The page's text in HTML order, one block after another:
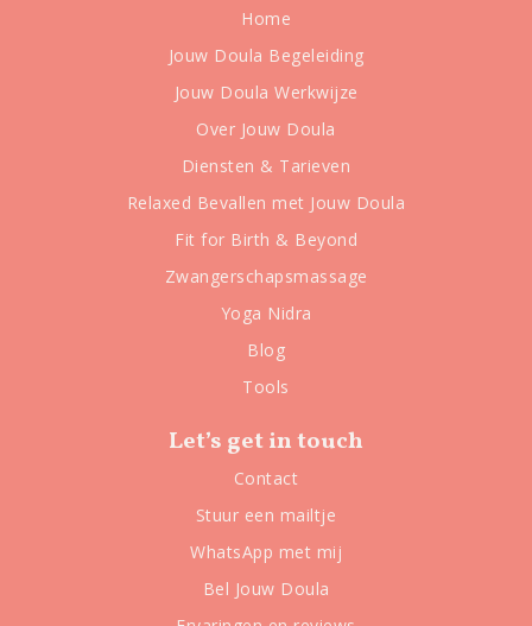
Home
Jouw Doula Begeleiding
Jouw Doula Werkwijze
Over Jouw Doula
Diensten & Tarieven
Relaxed Bevallen met Jouw Doula
Fit for Birth & Beyond
Zwangerschapsmassage
Yoga Nidra
Blog
Tools
Let’s get in touch
Contact
Stuur een mailtje
WhatsApp met mij
Bel Jouw Doula